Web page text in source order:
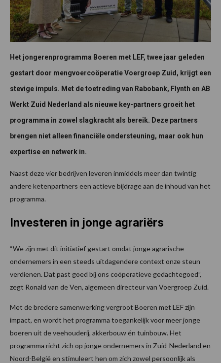
Het jongerenprogramma Boeren met LEF, twee jaar geleden
gestart door mengvoercoöperatie Voergroep Zuid, krijgt een
stevige impuls. Met de toetreding van Rabobank, Flynth en AB
Werkt Zuid Nederland als nieuwe key-partners groeit het
programma in zowel slagkracht als bereik. Deze partners
brengen niet alleen financiële ondersteuning, maar ook hun
expertise en netwerk in.
Naast deze vier bedrijven leveren inmiddels meer dan twintig
andere ketenpartners een actieve bijdrage aan de inhoud van het
programma.
Investeren in jonge agrariërs
“We zijn met dit initiatief gestart omdat jonge agrarische
ondernemers in een steeds uitdagendere context onze steun
verdienen. Dat past goed bij ons coöperatieve gedachtegoed”,
zegt Ronald van de Ven, algemeen directeur van Voergroep Zuid.
Met de bredere samenwerking vergroot Boeren met LEF zijn
impact, en wordt het programma toegankelijk voor meer jonge
boeren uit de veehouderij, akkerbouw én tuinbouw. Het
programma richt zich op jonge ondernemers in Zuid-Nederland en
Noord-België en stimuleert hen om zich zowel persoonlijk als